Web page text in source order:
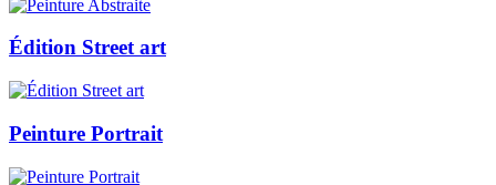
Édition Street art
Peinture Portrait